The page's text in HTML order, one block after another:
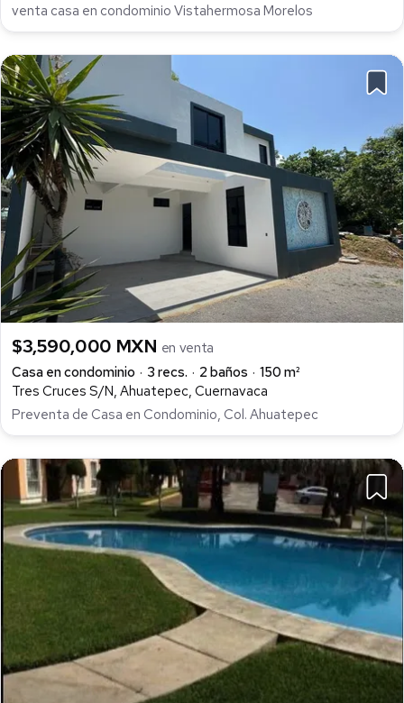
venta casa en condominio Vistahermosa Morelos
$3,590,000 MXN en venta
Casa en condominio
3 recs. 2 baños
150 m²
Tres Cruces S/N, Ahuatepec, Cuernavaca
Preventa de Casa en Condominio, Col. Ahuatepec